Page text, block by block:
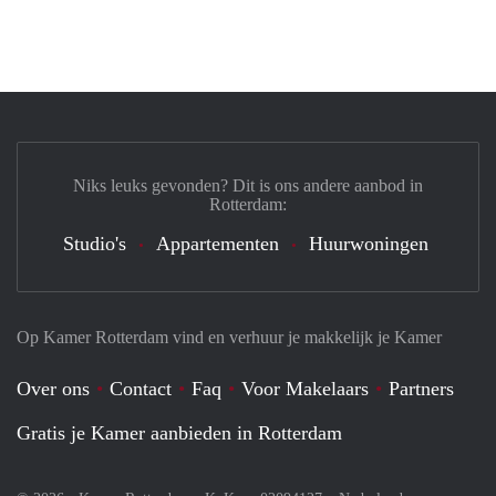
Op Kamer Rotterdam vind en verhuur je makkelijk je Kamer
Over ons Contact Faq Voor Makelaars
Partners
Gratis je Kamer aanbieden in Rotterdam
Niks leuks gevonden? Dit is ons andere aanbod in
Rotterdam:
Studio's Appartementen Huurwoningen